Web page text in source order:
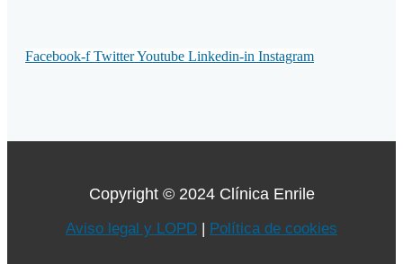
Facebook-f TwitterYoutube Linkedin-in Instagram
Copyright © 2024 Clínica Enrile
Aviso legal y LOPD Política de cookies